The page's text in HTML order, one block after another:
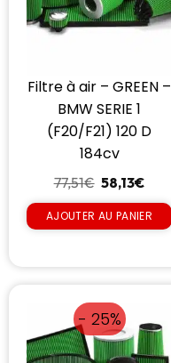
Filtre à air – GREEN –
BMW SERIE 1
(F20/F21) 120 D
184cv
77,51€ 58,13€
AJOUTER AU PANIER
- 25%